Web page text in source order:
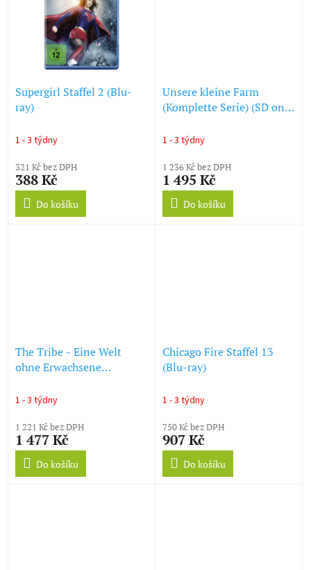
Supergirl Staffel 2 (Blu-
ray)
1 - 3 týdny
321 Kč bez DPH
388 Kč
Do košíku
Unsere kleine Farm
(Komplette Serie) (SD on
1 - 3 týdny
1 236 Kč bez DPH
1 495 Kč
Do košíku
The Tribe - Eine Welt
ohne Erwachsene
1 - 3 týdny
1 221 Kč bez DPH
1 477 Kč
Do košíku
Chicago Fire Staffel 13
(Blu-ray)
1 - 3 týdny
750 Kč bez DPH
907 Kč
Do košíku